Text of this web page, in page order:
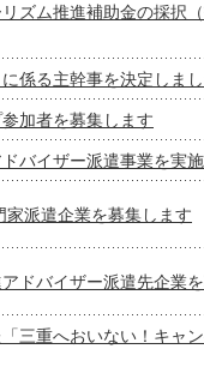
ズム推進補助金の採択
係る主幹事を決定しま
加者を募集します
バイザー派遣事業を実
派遣企業を募集します
ドバイザー派遣先企業
三重へおいない！キャ